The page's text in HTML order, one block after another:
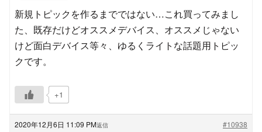
新規トピックを作るまでではない…これ買ってみまし
た、既存だけどオススメデバイス、オススメじゃない
けど面白デバイス等々、ゆるくライトな話題用トピッ
クです。
+1
2020年12月6日 11:09 PM #10938
返信